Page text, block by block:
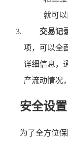
就可以
交易记
项，可以全
详细信息，
产流动情况
安全设置
为了全方位